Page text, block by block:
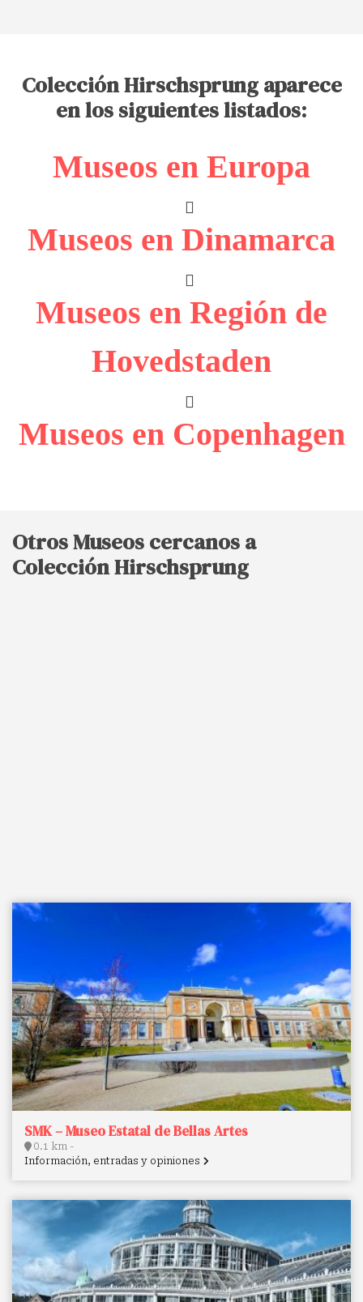
Colección Hirschsprung aparece
en los siguientes listados:
Museos en Europa
Museos en Dinamarca
Museos en Región de
Hovedstaden
Museos en Copenhagen
Otros Museos cercanos a
Colección Hirschsprung
SMK – Museo Estatal de Bellas Artes
0.1 km -
Información, entradas y opiniones